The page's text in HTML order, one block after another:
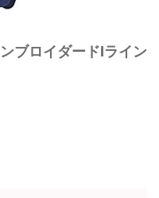
ブロイダードIライン